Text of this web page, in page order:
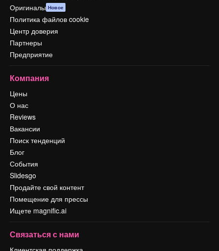
Оригиналы Новое
Политика файлов cookie
Центр доверия
Партнеры
Предприятие
Компания
Цены
О нас
Reviews
Вакансии
Поиск тенденций
Блог
События
Slidesgo
Продайте свой контент
Помещение для прессы
Ищете magnific.ai
Связаться с нами